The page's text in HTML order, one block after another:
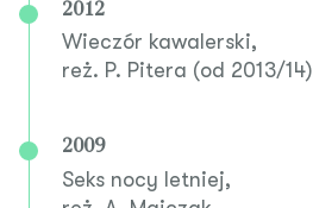
2012
Wieczór kawalerski,
reż. P. Pitera (od 2013/14)
2009
Seks nocy letniej,